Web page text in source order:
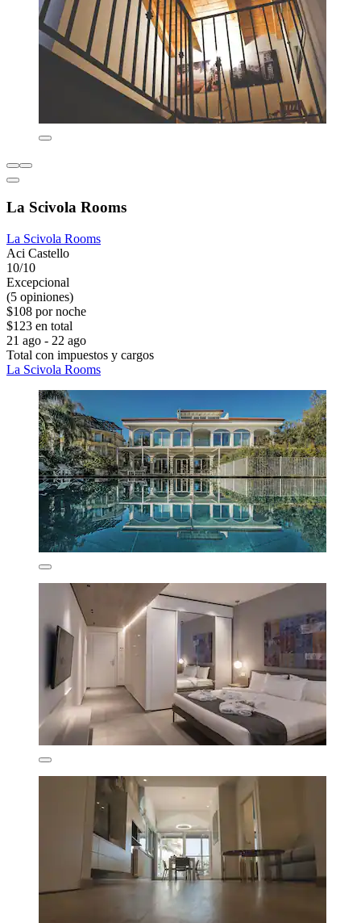
La Scivola Rooms
La Scivola Rooms
Aci Castello
10/10
Excepcional
(5 opiniones)
$108 por noche
$123 en total
21 ago - 22 ago
Total con impuestos y cargos
La Scivola Rooms